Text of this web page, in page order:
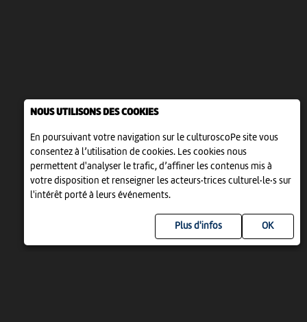
NOUS UTILISONS DES COOKIES
En poursuivant votre navigation sur le culturoscoPe site vous
consentez à l’utilisation de cookies. Les cookies nous
permettent d'analyser le trafic, d’affiner les contenus mis à
votre disposition et renseigner les acteurs·trices culturel·le·s sur
l'intérêt porté à leurs événements.
Plus d'infos